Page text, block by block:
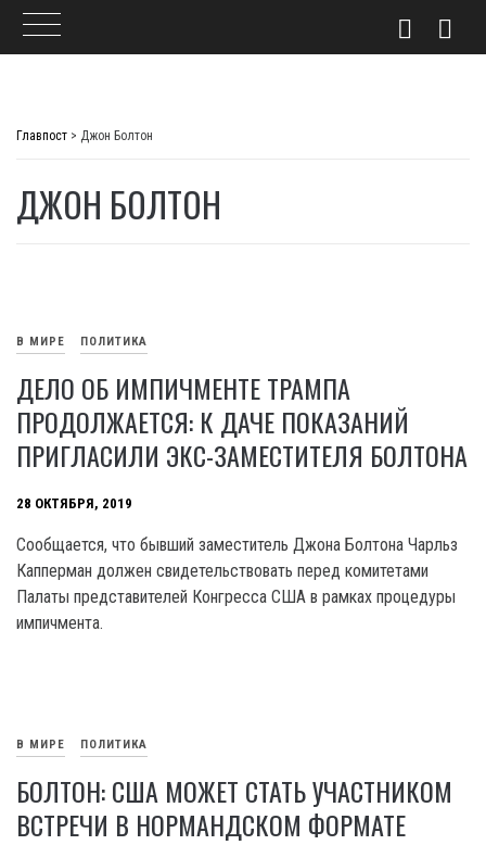
Главпост > Джон Болтон
ДЖОН БОЛТОН
В МИРЕ ПОЛИТИКА
ДЕЛО ОБ ИМПИЧМЕНТЕ ТРАМПА
ПРОДОЛЖАЕТСЯ: К ДАЧЕ ПОКАЗАНИЙ
ПРИГЛАСИЛИ ЭКС-ЗАМЕСТИТЕЛЯ БОЛТОНА
28 ОКТЯБРЯ, 2019
Сообщается, что бывший заместитель Джона Болтона Чарльз
Капперман должен свидетельствовать перед комитетами
Палаты представителей Конгресса США в рамках процедуры
импичмента.
В МИРЕ ПОЛИТИКА
БОЛТОН: США МОЖЕТ СТАТЬ УЧАСТНИКОМ
ВСТРЕЧИ В НОРМАНДСКОМ ФОРМАТЕ